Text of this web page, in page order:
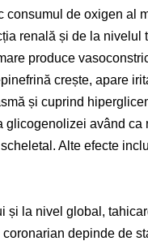
de oxigen al
renală și de la nivelul
produce
crește, apare
și cuprind
având
Alte efecte
la nivel global,
depinde de